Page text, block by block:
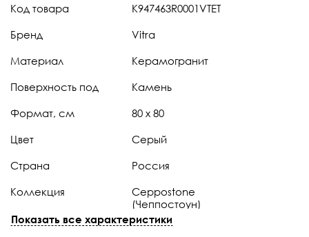
Код товара K947463R0001VTET
Бренд Vitra
Материал Керамогранит
Поверхность под Камень
Формат, см 80 x 80
Цвет Серый
Страна Россия
Коллекция
Ceppostone
(Чеппостоун)
Штук в коробке 2
Показать все характеристики